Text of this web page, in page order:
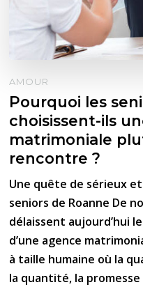
AMOUR
Pourquoi les
choisissent-ils
matrimoniale
rencontre ?
Une quête de sérieux
seniors de Roanne De
délaissent aujourd’hui
d’une agence
à taille humaine où la
la quantité, la promesse